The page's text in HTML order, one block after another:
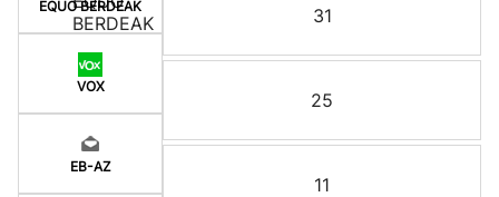
EQUO BERDEAK
VOX
EB-AZ
31
25
11